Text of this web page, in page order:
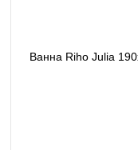
Ванна Riho Julia